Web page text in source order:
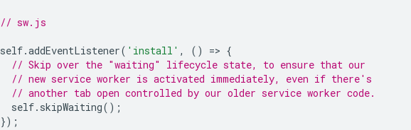
// sw.js
self.addEventListener( 'install' , () => {
// Skip over the "waiting" lifecycle state, to ensure that our
// new service worker is activated immediately, even if there's
// another tab open controlled by our older service worker code.
self. skipWaiting();
});